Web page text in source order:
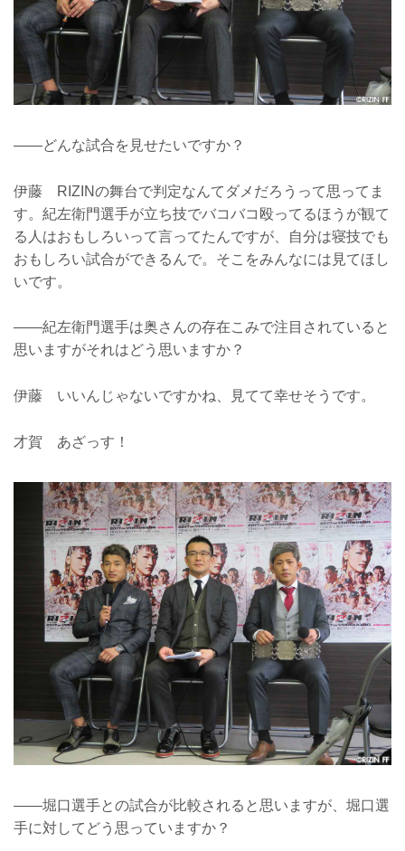
——どんな試合を見せたいですか？
伊藤 RIZINの舞台で判定なんてダメだろうって思ってま
す。紀左衛門選手が立ち技でバコバコ殴ってるほうが観て
る人はおもしろいって言ってたんですが、自分は寝技でも
おもしろい試合ができるんで。そこをみんなには見てほし
いです。
——紀左衛門選手は奥さんの存在こみで注目されていると
思いますがそれはどう思いますか？
伊藤 いいんじゃないですかね、見てて幸せそうです。
才賀 あざっす！
——堀口選手との試合が比較されると思いますが、堀口選
手に対してどう思っていますか？